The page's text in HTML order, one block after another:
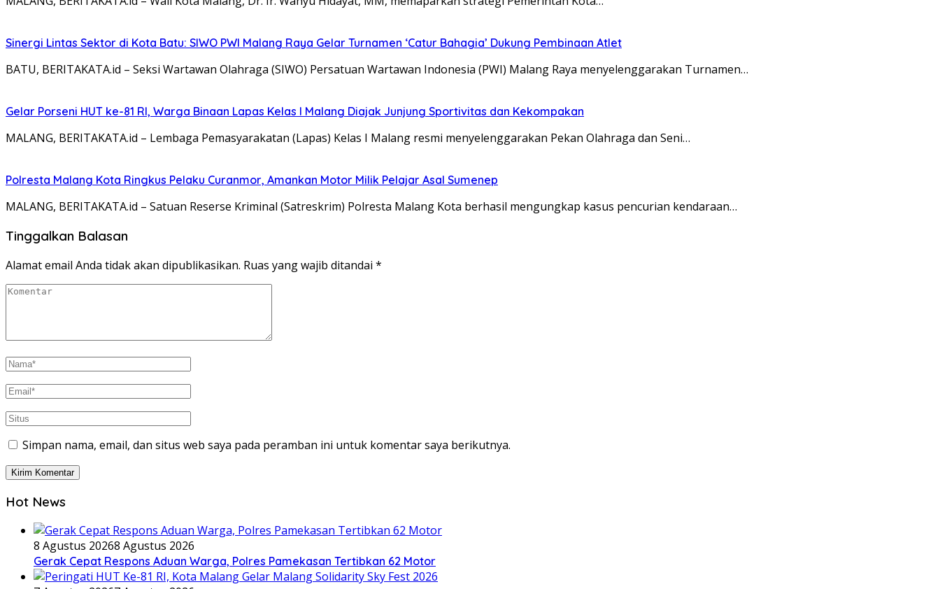
Sinergi Lintas Sektor di Kota Batu: SIWO PWI Malang Raya Gelar Turnamen ‘Catur Bahagia’ Dukung Pembinaan Atlet
BATU, BERITAKATA.id – Seksi Wartawan Olahraga (SIWO) Persatuan Wartawan Indonesia (PWI) Malang Raya menyelenggarakan Turnamen…
Gelar Porseni HUT ke-81 RI, Warga Binaan Lapas Kelas I Malang Diajak Junjung Sportivitas dan Kekompakan
MALANG, BERITAKATA.id – Lembaga Pemasyarakatan (Lapas) Kelas I Malang resmi menyelenggarakan Pekan Olahraga dan Seni…
Polresta Malang Kota Ringkus Pelaku Curanmor, Amankan Motor Milik Pelajar Asal Sumenep
MALANG, BERITAKATA.id – Satuan Reserse Kriminal (Satreskrim) Polresta Malang Kota berhasil mengungkap kasus pencurian kendaraan…
Tinggalkan Balasan
Alamat email Anda tidak akan dipublikasikan. Ruas yang wajib ditandai *
Simpan nama, email, dan situs web saya pada peramban ini untuk komentar saya berikutnya.
Hot News
8 Agustus 20268 Agustus 2026
Gerak Cepat Respons Aduan Warga, Polres Pamekasan Tertibkan 62 Motor